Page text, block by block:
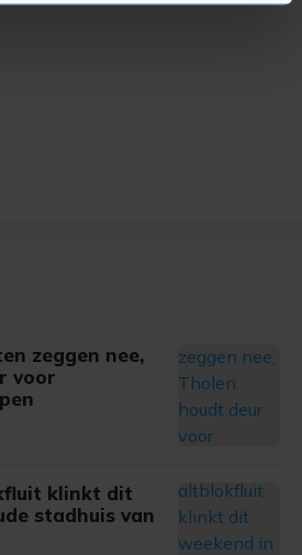
op elk moment wijzigen of
zeggen nee,
voor
klinkt dit
stadhuis van